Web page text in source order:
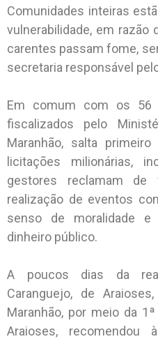
Comunidades inteiras
vulnerabilidade, em razão
carentes passam fome,
secretaria responsável
Em comum com os 56
fiscalizados pelo
Maranhão, salta
licitações milionárias,
gestores reclamam
realização de eventos
senso de moralidade e
dinheiro público.
A poucos dias da
Caranguejo, de
Maranhão, por meio da
Araioses, recomendou